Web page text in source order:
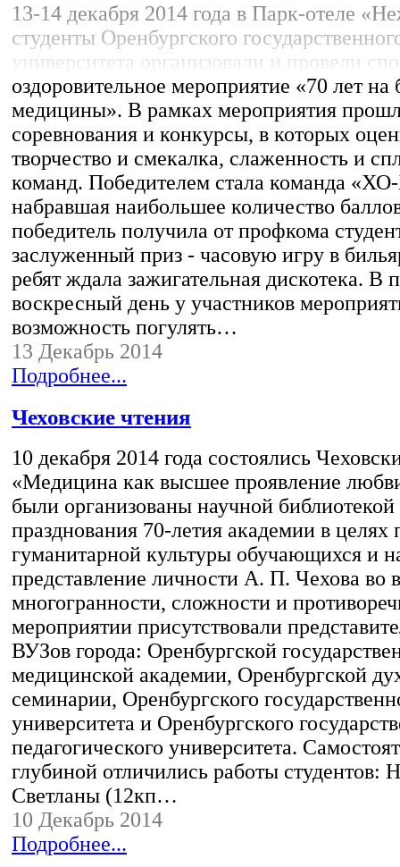
13-14 декабря 2014 года в Парк-отеле
студенты Оренбургского
университета организовали и провели
оздоровительное мероприятие «70 лет на
медицины». В рамках мероприятия
соревнования и конкурсы, в которых
творчество и смекалка, слаженность и
команд. Победителем стала команда
набравшая наибольшее количество
победитель получила от профкома
заслуженный приз - часовую игру в
ребят ждала зажигательная дискотека. В
воскресный день у участников
возможность погулять…
13 Декабрь 2014
Подробнее...
Чеховские чтения
10 декабря 2014 года состоялись
«Медицина как высшее проявление
были организованы научной
празднования 70-летия академии в
гуманитарной культуры обучающихся и
представление личности А. П. Чехова во
многогранности, сложности и
мероприятии присутствовали
ВУЗов города: Оренбургской
медицинской академии, Оренбургской
семинарии, Оренбургского
университета и Оренбургского
педагогического университета.
глубиной отличились работы студентов:
Светланы (12кп…
10 Декабрь 2014
Подробнее...